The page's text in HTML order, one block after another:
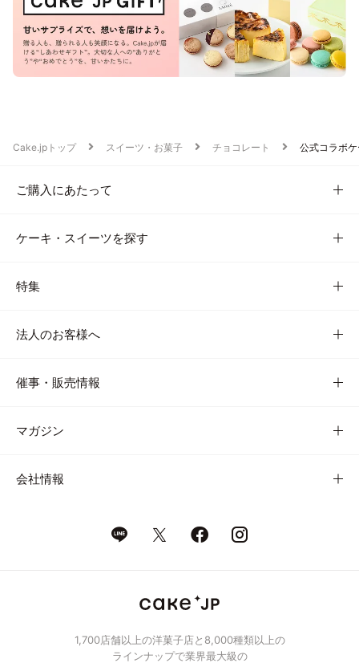
Cake.jpトップ スイーツ・お菓子 チョコレート 公式コラボ
ご購入にあたって
ケーキ・スイーツを探す
特集
法人のお客様へ
催事・販売情報
マガジン
会社情報
1,700店舗以上の洋菓子店と8,000種類以上の
ラインナップで業界最大級の